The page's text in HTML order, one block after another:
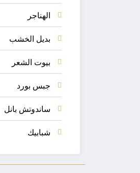
الهناجر
بديل الخشب
بيوت الشعر
جبس بورد
ساندوتش بانل
شبابيك